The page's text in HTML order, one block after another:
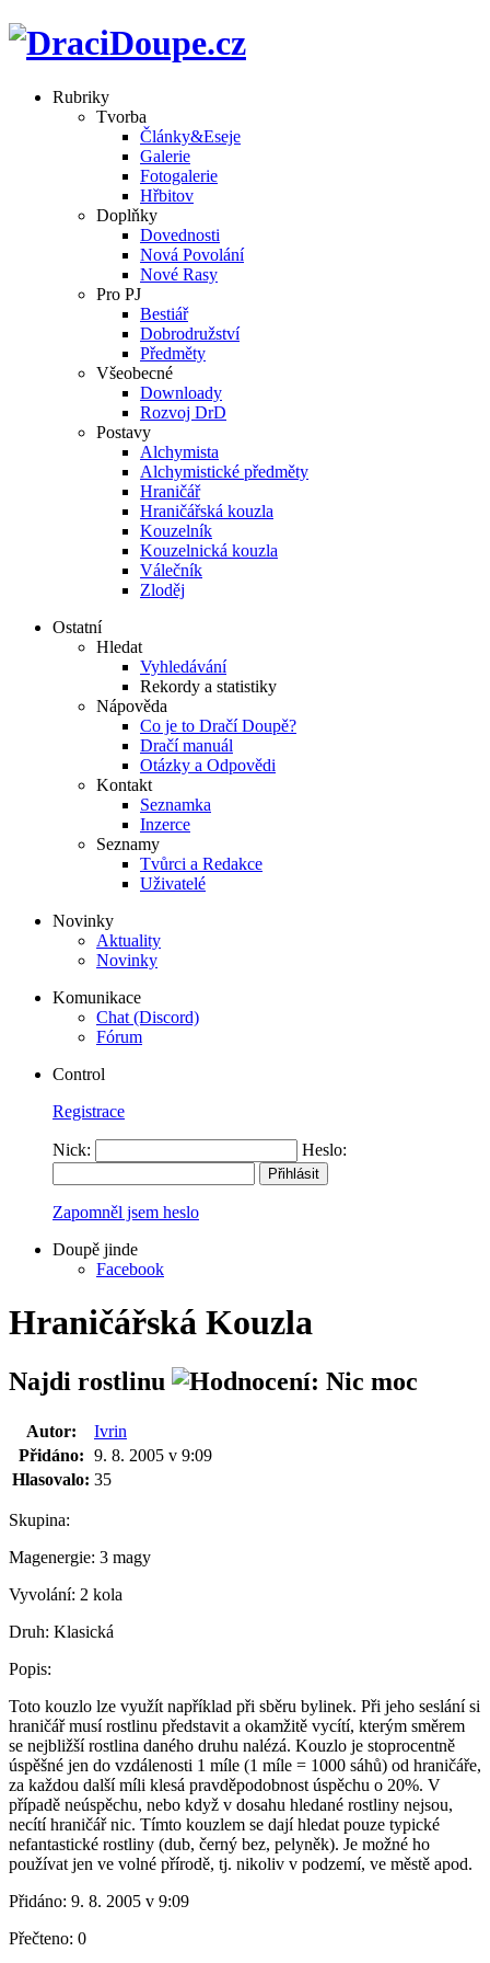
Rubriky
Tvorba
Články&Eseje
Galerie
Fotogalerie
Hřbitov
Doplňky
Dovednosti
Nová Povolání
Nové Rasy
Pro PJ
Bestiář
Dobrodružství
Předměty
Všeobecné
Downloady
Rozvoj DrD
Postavy
Alchymista
Alchymistické předměty
Hraničář
Hraničářská kouzla
Kouzelník
Kouzelnická kouzla
Válečník
Zloděj
Ostatní
Hledat
Vyhledávání
Rekordy a statistiky
Nápověda
Co je to Dračí Doupě?
Dračí manuál
Otázky a Odpovědi
Kontakt
Seznamka
Inzerce
Seznamy
Tvůrci a Redakce
Uživatelé
Novinky
Aktuality
Novinky
Komunikace
Chat (Discord)
Fórum
Control
Registrace
Nick: Heslo:
Zapomněl jsem heslo
Doupě jinde
Facebook
Hraničářská Kouzla
Najdi rostlinu
Autor:
Ivrin
Přidáno: 9. 8. 2005 v 9:09
Hlasovalo: 35
Skupina:
Magenergie: 3 magy
Vyvolání: 2 kola
Druh: Klasická
Popis:
Toto kouzlo lze využít například při sběru bylinek. Při jeho seslání si
hraničář musí rostlinu představit a okamžitě vycítí, kterým směrem
se nejbližší rostlina daného druhu nalézá. Kouzlo je stoprocentně
úspěšné jen do vzdálenosti 1 míle (1 míle = 1000 sáhů) od hraničáře,
za každou další míli klesá pravděpodobnost úspěchu o 20%. V
případě neúspěchu, nebo když v dosahu hledané rostliny nejsou,
necítí hraničář nic. Tímto kouzlem se dají hledat pouze typické
nefantastické rostliny (dub, černý bez, pelyněk). Je možné ho
používat jen ve volné přírodě, tj. nikoliv v podzemí, ve městě apod.
Přidáno: 9. 8. 2005 v 9:09
Přečteno: 0